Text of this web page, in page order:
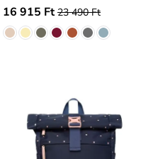
16 915 Ft 23 490 Ft